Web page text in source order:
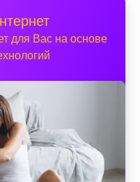
для Вас на основе